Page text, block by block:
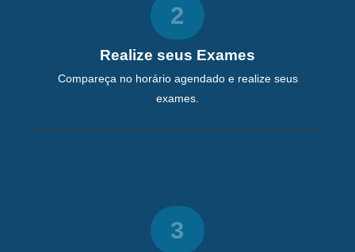
2
Realize seus Exames
Compareça no horário agendado e realize seus
exames.
3